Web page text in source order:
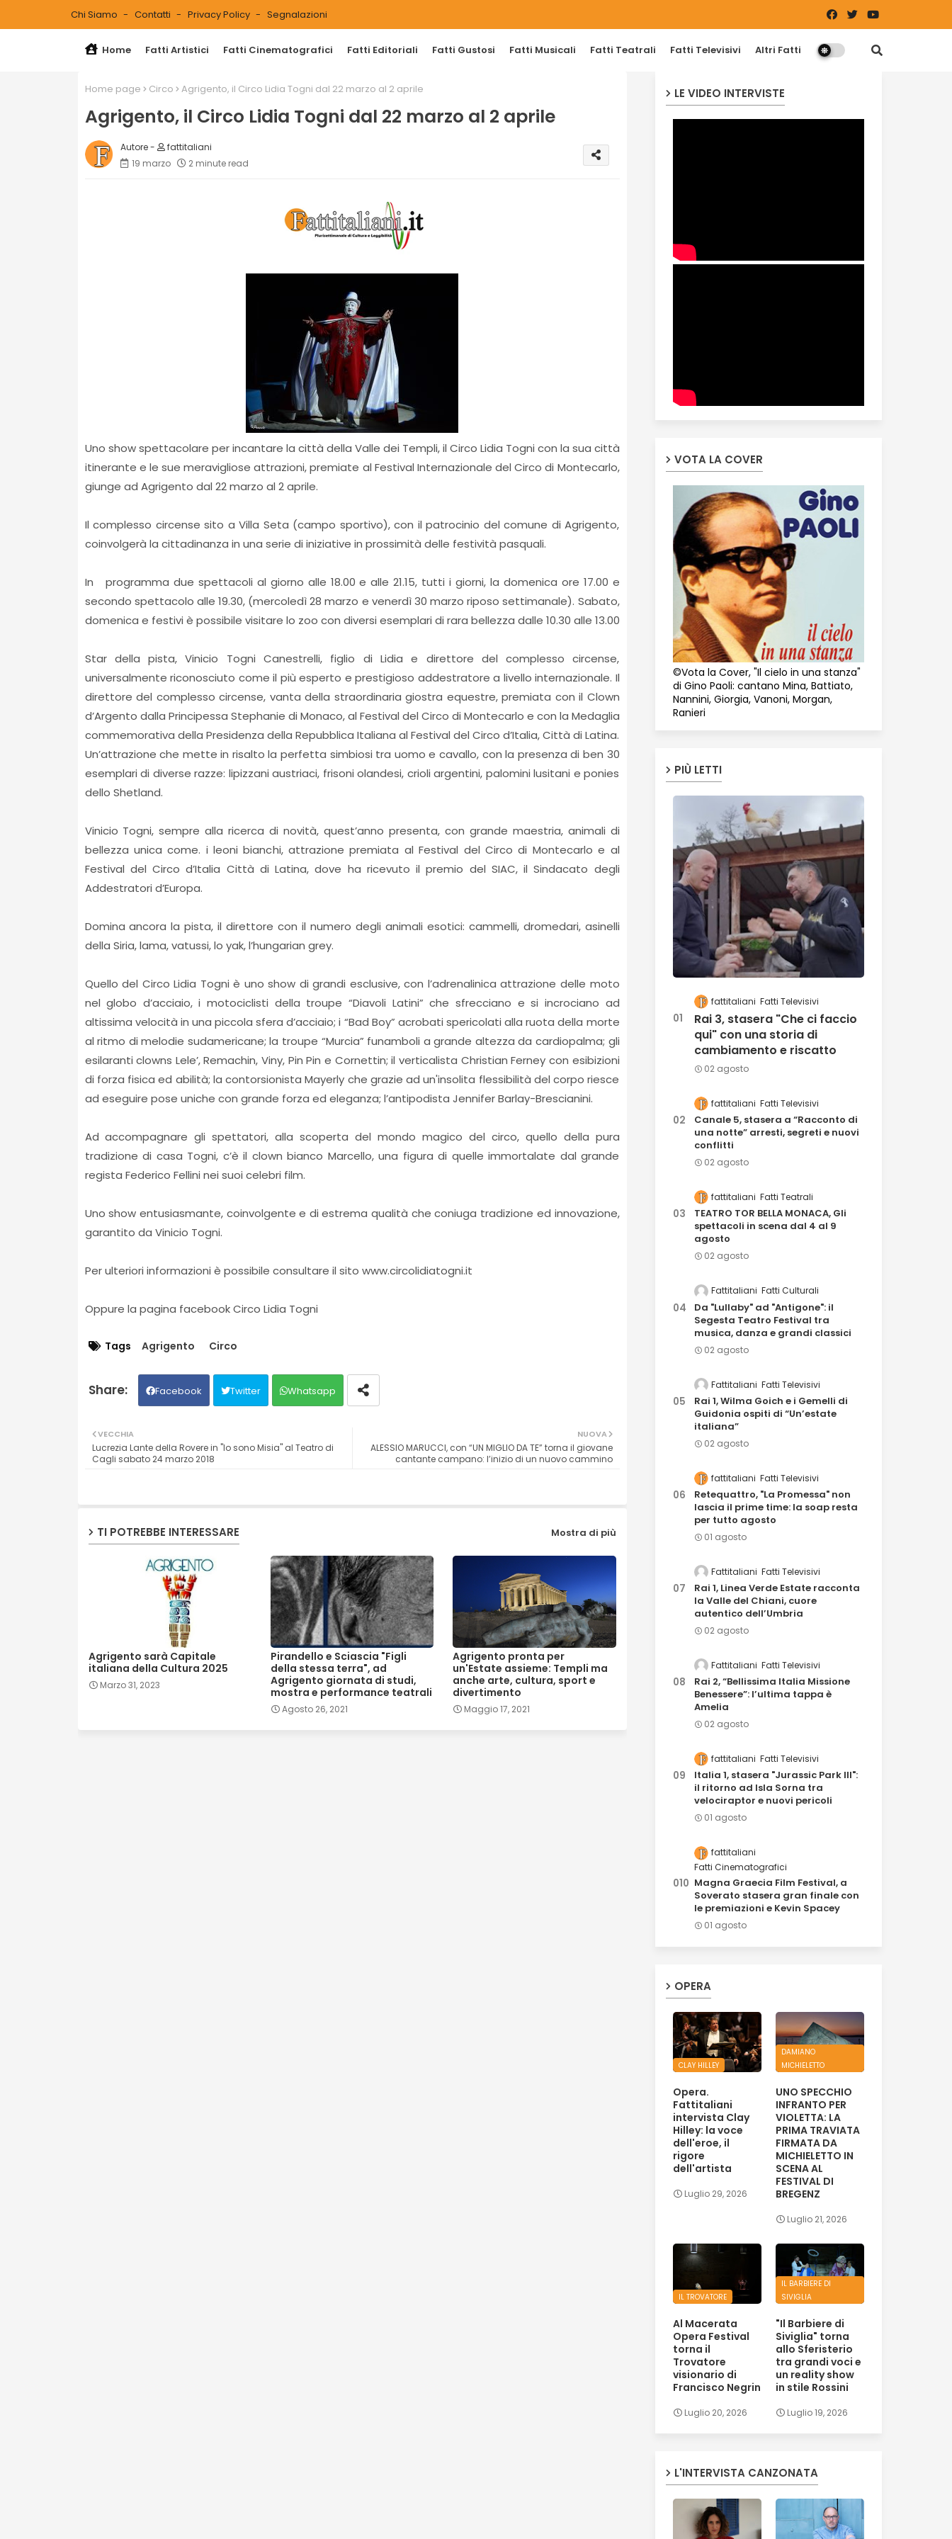
Chi Siamo Contatti Privacy Policy Segnalazioni
Home Fatti Artistici Fatti Cinematografici Fatti Editoriali Fatti Gustosi Fatti Musicali Fatti Teatrali Fatti Televisivi Altri Fatti
Home page Circo Agrigento, il Circo Lidia Togni dal 22 marzo al 2 aprile
Agrigento, il Circo Lidia Togni dal 22 marzo al 2 aprile
fattitaliani
19 marzo
2 minute read
Uno show spettacolare per incantare la città della Valle dei Templi, il Circo Lidia Togni con la sua città
itinerante e le sue meravigliose attrazioni, premiate al Festival Internazionale del Circo di Montecarlo,
giunge ad Agrigento dal 22 marzo al 2 aprile.
Il complesso circense sito a Villa Seta (campo sportivo), con il patrocinio del comune di Agrigento,
coinvolgerà la cittadinanza in una serie di iniziative in prossimità delle festività pasquali.
In programma due spettacoli al giorno alle 18.00 e alle 21.15, tutti i giorni, la domenica ore 17.00 e
secondo spettacolo alle 19.30, (mercoledì 28 marzo e venerdì 30 marzo riposo settimanale). Sabato,
domenica e festivi è possibile visitare lo zoo con diversi esemplari di rara bellezza dalle 10.30 alle 13.00
Star della pista, Vinicio Togni Canestrelli, figlio di Lidia e direttore del complesso circense,
universalmente riconosciuto come il più esperto e prestigioso addestratore a livello internazionale. Il
direttore del complesso circense, vanta della straordinaria giostra equestre, premiata con il Clown
d’Argento dalla Principessa Stephanie di Monaco, al Festival del Circo di Montecarlo e con la Medaglia
commemorativa della Presidenza della Repubblica Italiana al Festival del Circo d’Italia, Città di Latina.
Un’attrazione che mette in risalto la perfetta simbiosi tra uomo e cavallo, con la presenza di ben 30
esemplari di diverse razze: lipizzani austriaci, frisoni olandesi, crioli argentini, palomini lusitani e ponies
dello Shetland.
Vinicio Togni, sempre alla ricerca di novità, quest’anno presenta, con grande maestria, animali di
bellezza unica come. i leoni bianchi, attrazione premiata al Festival del Circo di Montecarlo e al
Festival del Circo d’Italia Città di Latina, dove ha ricevuto il premio del SIAC, il Sindacato degli
Addestratori d’Europa.
Domina ancora la pista, il direttore con il numero degli animali esotici: cammelli, dromedari, asinelli
della Siria, lama, vatussi, lo yak, l’hungarian grey.
Quello del Circo Lidia Togni è uno show di grandi esclusive, con l’adrenalinica attrazione delle moto
nel globo d’acciaio, i motociclisti della troupe “Diavoli Latini” che sfrecciano e si incrociano ad
altissima velocità in una piccola sfera d’acciaio; i “Bad Boy” acrobati spericolati alla ruota della morte
al ritmo di melodie sudamericane; la troupe “Murcia” funamboli a grande altezza da cardiopalma; gli
esilaranti clowns Lele’, Remachin, Viny, Pin Pin e Cornettin; il verticalista Christian Ferney con esibizioni
di forza fisica ed abilità; la contorsionista Mayerly che grazie ad un'insolita flessibilità del corpo riesce
ad eseguire pose uniche con grande forza ed eleganza; l’antipodista Jennifer Barlay-Brescianini.
Ad accompagnare gli spettatori, alla scoperta del mondo magico del circo, quello della pura
tradizione di casa Togni, c’è il clown bianco Marcello, una figura di quelle immortalate dal grande
regista Federico Fellini nei suoi celebri film.
Uno show entusiasmante, coinvolgente e di estrema qualità che coniuga tradizione ed innovazione,
garantito da Vinicio Togni.
Per ulteriori informazioni è possibile consultare il sito www.circolidiatogni.it
Oppure la pagina facebook Circo Lidia Togni
Tags Agrigento Circo
Facebook Twitter Whatsapp
NUOVA
ALESSIO MARUCCI, con “UN MIGLIO DA TE” torna il giovane
cantante campano: l’inizio di un nuovo cammino
VECCHIA
Lucrezia Lante della Rovere in "Io sono Misia" al Teatro di
Cagli sabato 24 marzo 2018
TI POTREBBE INTERESSARE Mostra di più
Agrigento sarà Capitale
italiana della Cultura 2025
Marzo 31, 2023
Pirandello e Sciascia "Figli
della stessa terra", ad
Agrigento giornata di studi,
mostra e performance teatrali
Agosto 26, 2021
Agrigento pronta per
un'Estate assieme: Templi ma
anche arte, cultura, sport e
divertimento
Maggio 17, 2021
LE VIDEO INTERVISTE
VOTA LA COVER
©Vota la Cover, "Il cielo in una stanza"
di Gino Paoli: cantano Mina, Battiato,
Nannini, Giorgia, Vanoni, Morgan,
Ranieri
PIÙ LETTI
fattitaliani Fatti Televisivi
Rai 3, stasera "Che ci faccio
qui" con una storia di
cambiamento e riscatto
02 agosto
fattitaliani Fatti Televisivi
Canale 5, stasera a “Racconto di
una notte” arresti, segreti e nuovi
conflitti
02 agosto
fattitaliani Fatti Teatrali
TEATRO TOR BELLA MONACA, Gli
spettacoli in scena dal 4 al 9
agosto
02 agosto
Fattitaliani Fatti Culturali
Da "Lullaby" ad "Antigone": il
Segesta Teatro Festival tra
musica, danza e grandi classici
02 agosto
Fattitaliani Fatti Televisivi
Rai 1, Wilma Goich e i Gemelli di
Guidonia ospiti di “Un’estate
italiana”
02 agosto
fattitaliani Fatti Televisivi
Retequattro, "La Promessa" non
lascia il prime time: la soap resta
per tutto agosto
01 agosto
Fattitaliani Fatti Televisivi
Rai 1, Linea Verde Estate racconta
la Valle del Chiani, cuore
autentico dell’Umbria
02 agosto
Fattitaliani Fatti Televisivi
Rai 2, “Bellissima Italia Missione
Benessere”: l’ultima tappa è
Amelia
02 agosto
fattitaliani Fatti Televisivi
Italia 1, stasera "Jurassic Park III":
il ritorno ad Isla Sorna tra
velociraptor e nuovi pericoli
01 agosto
fattitaliani
Fatti Cinematografici
Magna Graecia Film Festival, a
Soverato stasera gran finale con
le premiazioni e Kevin Spacey
01 agosto
OPERA
CLAY HILLEY
Opera.
Fattitaliani
intervista Clay
Hilley: la voce
dell'eroe, il
rigore
dell'artista
Luglio 29, 2026
DAMIANO
MICHIELETTO
UNO SPECCHIO
INFRANTO PER
VIOLETTA: LA
PRIMA TRAVIATA
FIRMATA DA
MICHIELETTO IN
SCENA AL
FESTIVAL DI
BREGENZ
Luglio 21, 2026
IL TROVATORE
Al Macerata
Opera Festival
torna il
Trovatore
visionario di
Francisco Negrin
Luglio 20, 2026
IL BARBIERE DI
SIVIGLIA
"Il Barbiere di
Siviglia" torna
allo Sferisterio
tra grandi voci e
un reality show
in stile Rossini
Luglio 19, 2026
L'INTERVISTA CANZONATA